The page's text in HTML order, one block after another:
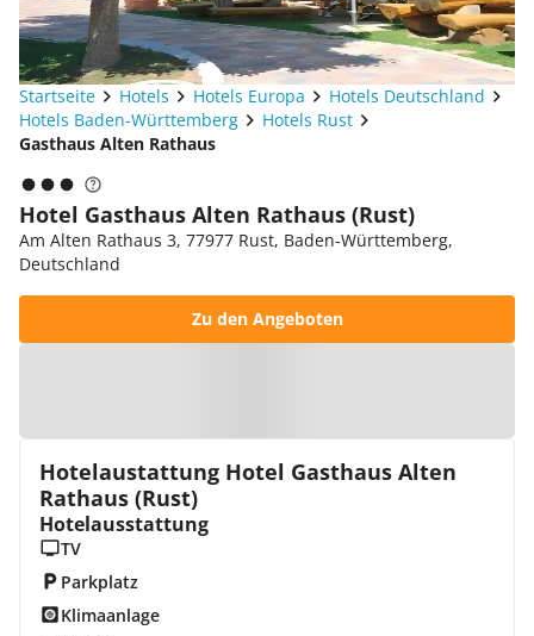
Startseite Hotels Hotels Europa
Hotels Deutschland
Hotels Baden-Württemberg
Hotels Rust
Gasthaus Alten Rathaus
Hotel Gasthaus Alten Rathaus (Rust)
Am Alten Rathaus 3, 77977 Rust, Baden-Württemberg,
Deutschland
Zu den Angeboten
Hotelaustattung Hotel Gasthaus Alten
Rathaus (Rust)
Hotelausstattung
TV
Parkplatz
Klimaanlage